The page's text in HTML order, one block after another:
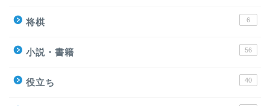
将棋 6
小説・書籍 56
役立ち 40